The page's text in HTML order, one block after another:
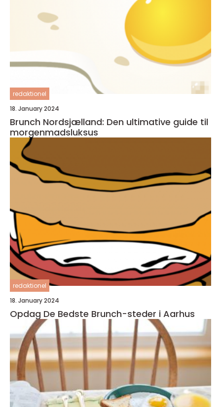
redaktionel
18. January 2024
Brunch Nordsjælland: Den ultimative guide til
morgenmadsluksus
redaktionel
18. January 2024
Opdag De Bedste Brunch-steder i Aarhus